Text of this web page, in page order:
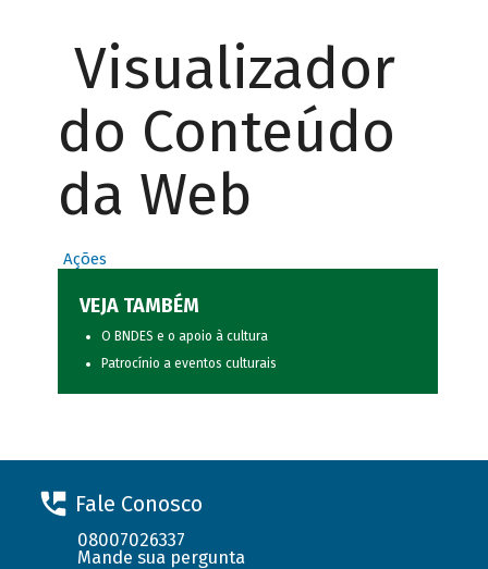
Visualizador
do Conteúdo
da Web
Ações
VEJA TAMBÉM
O BNDES e o apoio à cultura
Patrocínio a eventos culturais
Fale Conosco
08007026337
Mande sua pergunta